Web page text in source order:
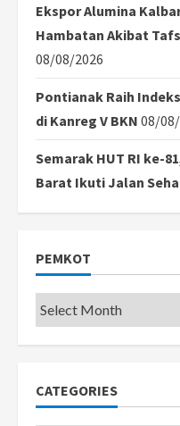
Ekspor Alumina
Hambatan Akibat
08/08/2026
Pontianak Raih
di Kanreg V BKN 08/
Semarak HUT RI ke-
Barat Ikuti Jalan
PEMKOT
Pemkot
CATEGORIES